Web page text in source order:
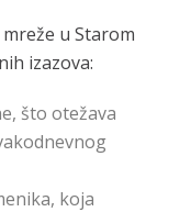
u Starom
izazova:
što otežava
koja